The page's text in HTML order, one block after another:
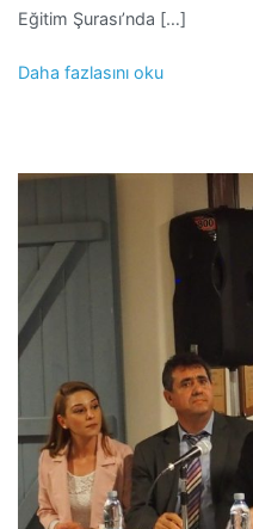
Eğitim Şurası’nda […]
Daha fazlasını oku